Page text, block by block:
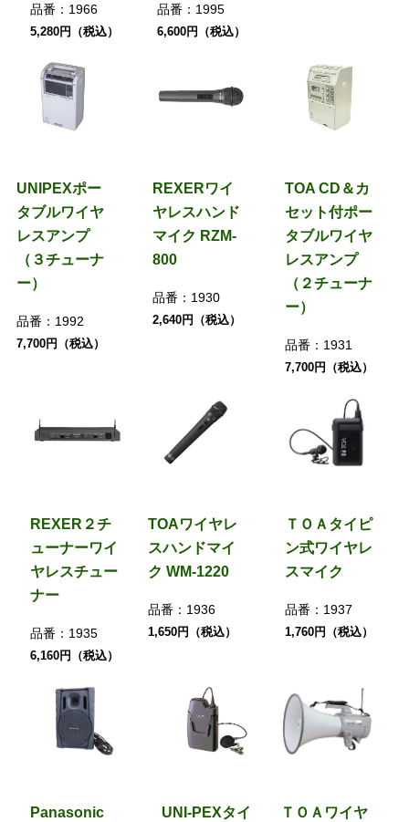
品番： 1966
5,280円（税込）
品番： 1995
6,600円（税込）
UNIPEXポー
タブルワイヤ
レスアンプ
（３チューナ
ー）
品番： 1992
7,700円（税込）
REXERワイ
ヤレスハンド
マイク RZM-
800
品番： 1930
2,640円（税込）
TOA CD＆カ
セット付ポー
タブルワイヤ
レスアンプ
（２チューナ
ー）
品番： 1931
7,700円（税込）
REXER２チ
ューナーワイ
ヤレスチュー
ナー
品番： 1935
6,160円（税込）
TOAワイヤレ
スハンドマイ
ク WM-1220
品番： 1936
1,650円（税込）
ＴＯＡタイピ
ン式ワイヤレ
スマイク
品番： 1937
1,760円（税込）
Panasonic
UNI-PEXタイ
ＴＯＡワイヤ